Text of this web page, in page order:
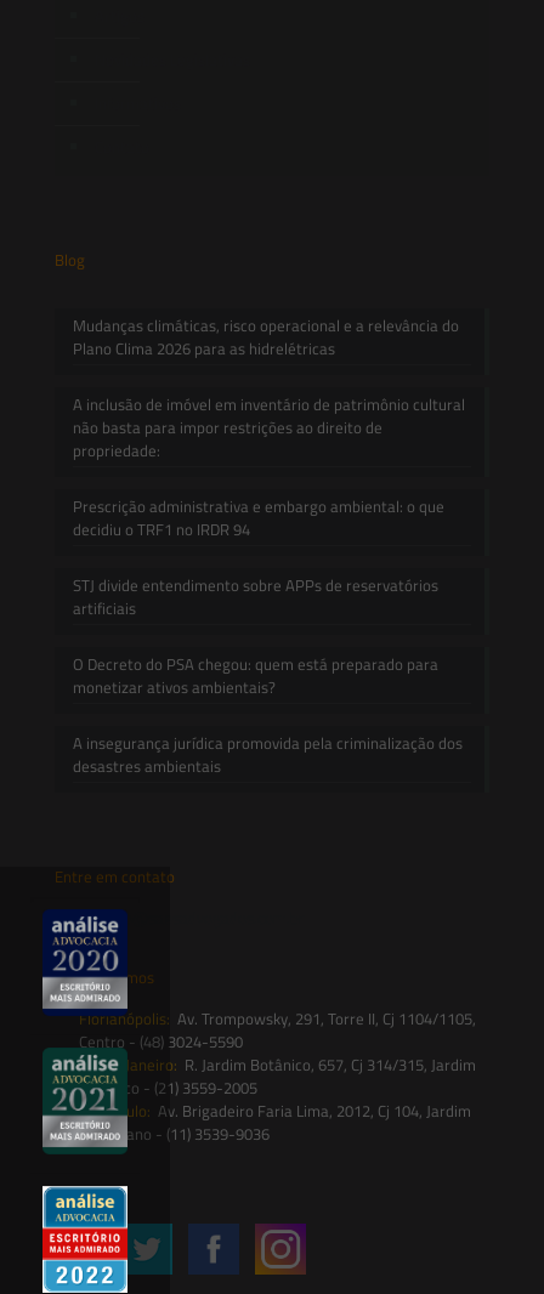
Blog
Mudanças climáticas, risco operacional e a relevância do
Plano Clima 2026 para as hidrelétricas
A inclusão de imóvel em inventário de patrimônio cultural
não basta para impor restrições ao direito de
propriedade:
Prescrição administrativa e embargo ambiental: o que
decidiu o TRF1 no IRDR 94
STJ divide entendimento sobre APPs de reservatórios
artificiais
O Decreto do PSA chegou: quem está preparado para
monetizar ativos ambientais?
A insegurança jurídica promovida pela criminalização dos
desastres ambientais
Entre em contato
contato@saesadvogados.com.br
Onde estamos
Florianópolis: Av. Trompowsky, 291, Torre II, Cj 1104/1105,
Centro - (48) 3024-5590
Rio de Janeiro: R. Jardim Botânico, 657, Cj 314/315, Jardim
Botânico - (21) 3559-2005
São Paulo: Av. Brigadeiro Faria Lima, 2012, Cj 104, Jardim
Paulistano - (11) 3539-9036
Siga-nos